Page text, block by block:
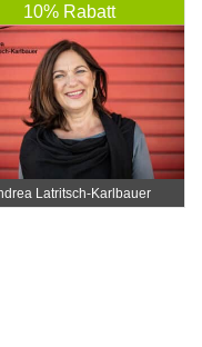
10% Rabatt
Latritsch-Karlbauer